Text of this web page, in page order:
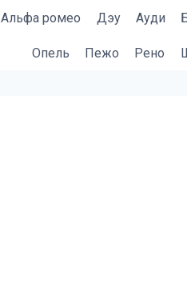
Альфа ромео Дэу Ауди
Опель Пежо Рено